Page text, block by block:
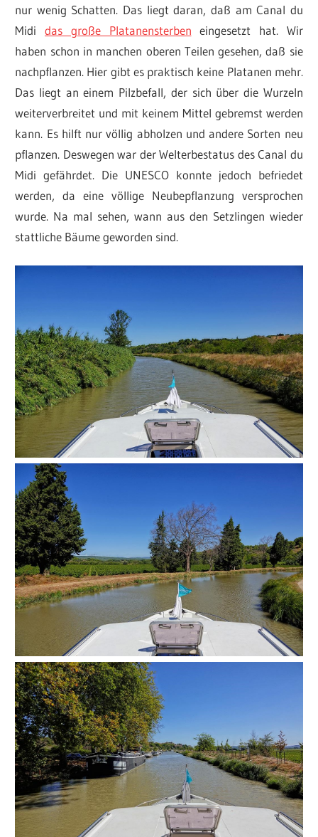
nur wenig Schatten. Das liegt daran, daß am Canal du
Midi das große Platanensterben eingesetzt hat. Wir
haben schon in manchen oberen Teilen gesehen, daß sie
nachpflanzen. Hier gibt es praktisch keine Platanen mehr.
Das liegt an einem Pilzbefall, der sich über die Wurzeln
weiterverbreitet und mit keinem Mittel gebremst werden
kann. Es hilft nur völlig abholzen und andere Sorten neu
pflanzen. Deswegen war der Welterbestatus des Canal du
Midi gefährdet. Die UNESCO konnte jedoch befriedet
werden, da eine völlige Neubepflanzung versprochen
wurde. Na mal sehen, wann aus den Setzlingen wieder
stattliche Bäume geworden sind.